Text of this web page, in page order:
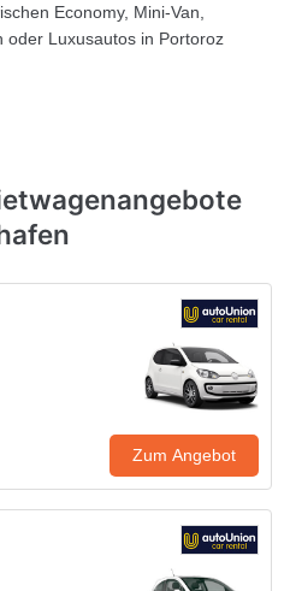
Economy, Mini-Van,
oder Luxusautos in Portoroz
Zum Angebot